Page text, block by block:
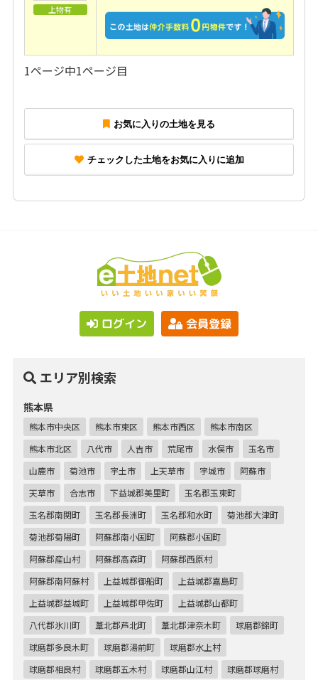
上物有
1ページ中1ページ目
お気に入りの土地を見る
チェックした土地をお気に入りに追加
ログイン 会員登録
エリア別検索
熊本県
熊本市中央区 熊本市東区 熊本市西区
熊本市南区
熊本市北区
八代市 人吉市 荒尾市 水俣市
玉名市
山鹿市
菊池市 宇土市 上天草市 宇城市
阿蘇市
天草市
合志市 下益城郡美里町
玉名郡玉東町
玉名郡南関町
玉名郡長洲町 玉名郡和水町
菊池郡大津町
菊池郡菊陽町
阿蘇郡南小国町
阿蘇郡小国町
阿蘇郡産山村
阿蘇郡高森町
阿蘇郡西原村
阿蘇郡南阿蘇村
上益城郡御船町
上益城郡嘉島町
上益城郡益城町
上益城郡甲佐町
上益城郡山都町
八代郡氷川町
葦北郡芦北町 葦北郡津奈木町
球磨郡錦町
球磨郡多良木町
球磨郡湯前町
球磨郡水上村
球磨郡相良村
球磨郡五木村 球磨郡山江村 球磨郡球磨村